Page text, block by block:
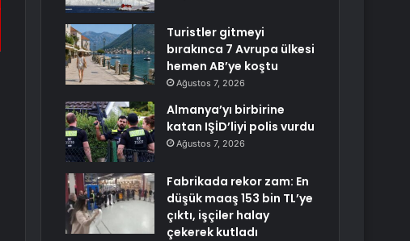
Turistler gitmeyi
bırakınca 7 Avrupa ülkesi
hemen AB’ye koştu
Ağustos 7, 2026
Almanya’yı birbirine
katan IŞİD’liyi polis vurdu
Ağustos 7, 2026
Fabrikada rekor zam: En
düşük maaş 153 bin TL’ye
çıktı, işçiler halay
çekerek kutladı